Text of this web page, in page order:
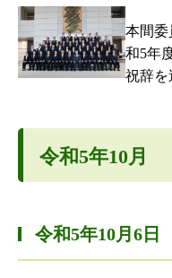
本間委
和5年
祝辞を
令和5年10月
令和5年10月6日